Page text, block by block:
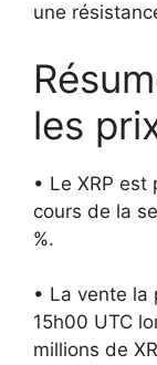
une
les
• Le XRP est
cours de la
%.
• La vente la
15h00 UTC
millions de